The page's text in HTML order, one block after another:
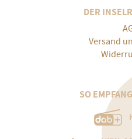
DER
Versand
SO